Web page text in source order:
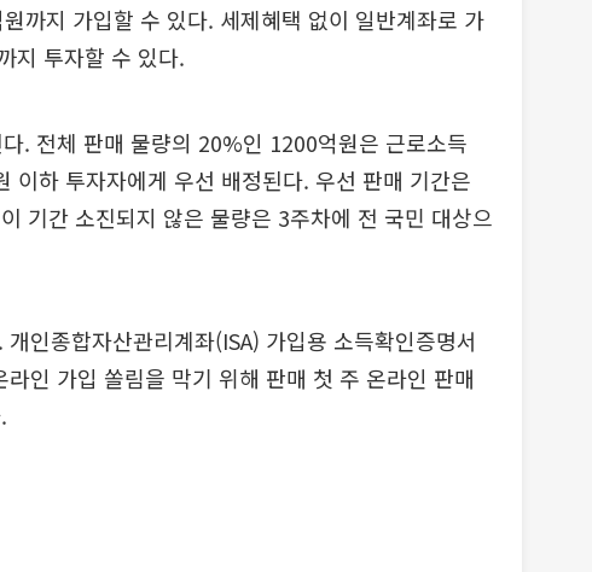
까지 가입할 수 있다. 세제혜택 없이 일반계좌로 가
지 투자할 수 있다.
. 전체 판매 물량의 20%인 1200억원은 근로소득
이하 투자자에게 우선 배정된다. 우선 판매 기간은
기간 소진되지 않은 물량은 3주차에 전 국민 대상으
인종합자산관리계좌(ISA) 가입용 소득확인증명서
인 가입 쏠림을 막기 위해 판매 첫 주 온라인 판매